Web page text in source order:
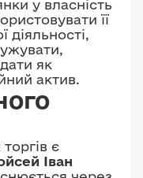
у власність
її
діяльності,
як
актив.
є
Іван